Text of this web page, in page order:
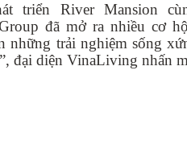
triển River Mansion
đã mở ra nhiều cơ
những trải nghiệm sống
đại diện VinaLiving nhấn